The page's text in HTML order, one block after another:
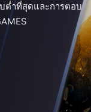
ต่ำที่สุดและการตอบ